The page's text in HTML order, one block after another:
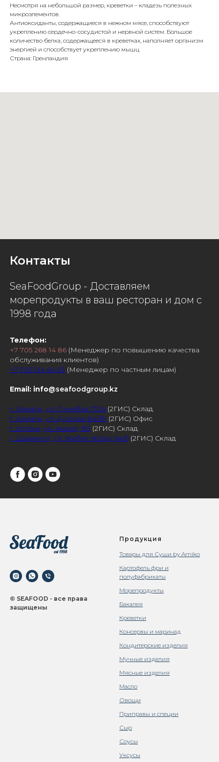
Несмотря на небольшой размер, креветки – кладезь полезных
микроэлементов.
Антиоксиданты, содержащиеся в нежном мясе, способствуют
укреплению сердечно-сосудистой и нервной систем. Большое
количество белка, содержащееся в креветках, наполняет организм
энергией и способствует укреплению мышц
Страна: Гренландия
Контакты
SeaFoodGroup - Доставляем
морепродукты в ваш ресторан и дом с
1998 года
Телефон:
+7 705 268 14 86 (Менеджер по повышению качества
обслуживания клиентов)
+7 705 124 64 63 (Менеджер по частным лицам)
Email: info@seafoodgroup.kz
г. Алматы, ул. Суюнбая 170а (2ГИС) Склад
г. Алматы, ул. Ауэзова 84/69 (2ГИС) Офис
г. Астана, ул. Акжол, 89 (2ГИС) Склад
г. Шымкент, ул. Жибек Жолы, 64/6 (2ГИС) Склад
© SEAFOOD - все права
защищены
Продукция
Товары для Суши by Amiko
Картофель фри и
полуфабрикаты
Морепродукты
Бакалея
Креветки
Консервы и маринад
Кондитерские изделия
Мучные изделия
Мясные изделия
Масло
Овощи
Приправы и специи
Сыр
Соусы
Уксусы